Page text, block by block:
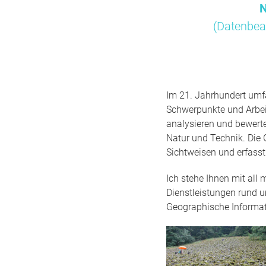
Im 21. Jahrhundert
Schwerpunkte und
analysieren und
Natur und Technik.
Sichtweisen und
Ich stehe Ihnen mit all
Dienstleistungen rund
Geographische